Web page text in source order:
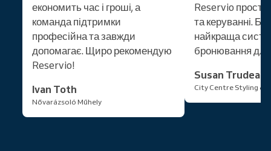
економить час і гроші, а
команда підтримки
професійна та завжди
допомагає. Щиро рекомендую
Reservio!
Ivan Toth
Nővarázsoló Műhely
Reservio прості
та керуванні.
найкраща
бронювання для
Susan Trudeau
City Centre Styling &